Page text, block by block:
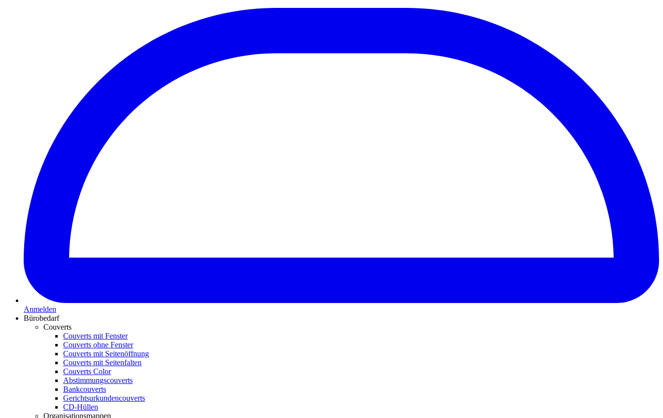
Anmelden
Bürobedarf
Couverts
Couverts mit Fenster
Couverts ohne Fenster
Couverts mit Seitenöffnung
Couverts mit Seitenfalten
Couverts Color
Abstimmungscouverts
Bankcouverts
Gerichtsurkundencouverts
CD-Hüllen
Organisationsmappen